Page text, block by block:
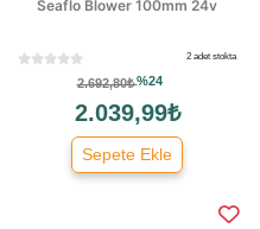
Seaflo Blower 100mm 24v
2 adet stokta
2.692,80₺%24
2.039,99₺
Sepete Ekle